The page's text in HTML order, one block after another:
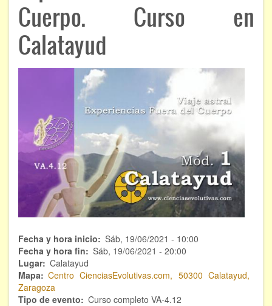
ÁREAS DE CONOCIMIENTO
Bioenergía
Chamanismo
Flores de Bach
Los cristales de cuarzo
Radiestesia
Runas
Tarot
Viaje astral
EVENTOS
FORMACIÓN
Cuerpo. Curso en
Calatayud
Fecha y hora inicio
Sáb, 19/06/2021 - 10:00
Fecha y hora fin
Sáb, 19/06/2021 - 20:00
Lugar Calatayud
Mapa
Centro CienciasEvolutivas.com, 50300 Calatayud,
Zaragoza
Tipo de evento
Curso completo VA-4.12